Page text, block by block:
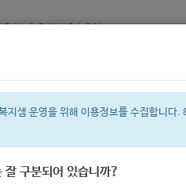
지서비스 신청
지샘 운영을 위해 이용정보를 수집합니다.
잘 구분되어 있습니까?